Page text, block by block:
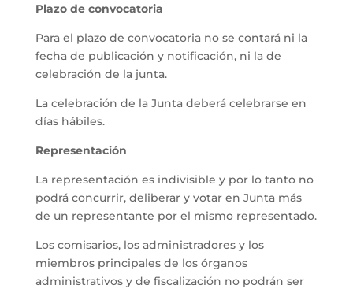
Plazo de convocatoria
Para el plazo de convocatoria no se contará ni la
fecha de publicación y notificación, ni la de
celebración de la junta.
La celebración de la Junta deberá celebrarse en
días hábiles.
Representación
La representación es indivisible y por lo tanto no
podrá concurrir, deliberar y votar en Junta más
de un representante por el mismo representado.
Los comisarios, los administradores y los
miembros principales de los órganos
administrativos y de fiscalización no podrán ser